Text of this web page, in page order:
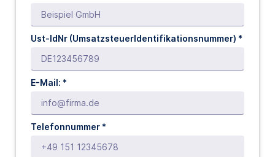
Ust-IdNr (UmsatzsteuerIdentifikationsnummer) *
E-Mail: *
Telefonnummer *